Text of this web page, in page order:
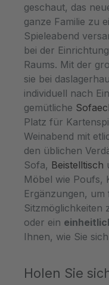
geschaut, das
ganze Familie zu
Spieleabend
bei der
Raums. Mit der
sie bei
individuell nach
gemütliche
Platz für
Weinabend mit
den üblichen
Sofa, Beistelltisch
Möbel wie Poufs,
Ergänzungen,
Sitzmöglichkeiten
oder ein
Ihnen, wie Sie
Holen Sie